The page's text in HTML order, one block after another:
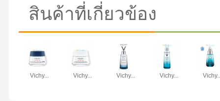
สินค้าที่เกี่ยวข้อง
Vichy... Vichy... Vichy... Vichy...